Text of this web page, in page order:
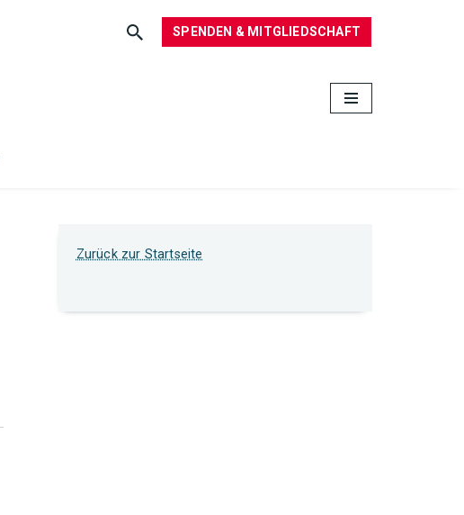
SPENDEN & MITGLIEDSCHAFT
Zurück zur Startseite